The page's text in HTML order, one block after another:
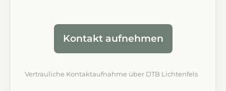
Kontakt aufnehmen
Vertrauliche Kontaktaufnahme über DTB Lichtenfels